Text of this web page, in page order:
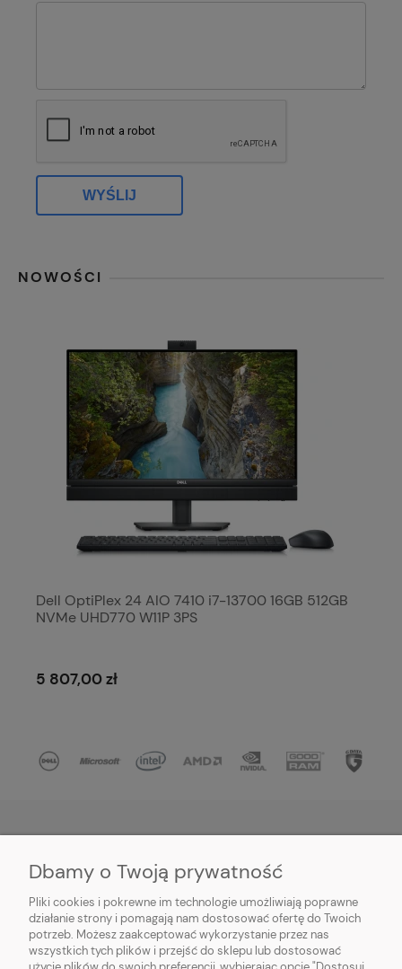
WYŚLIJ
NOWOŚCI
Dell OptiPlex 24 AIO 7410 i7-13700 16GB 512GB
NVMe UHD770 W11P 3PS
5 807,00 zł
O NAS
INFORMACJE
PŁATNOŚCI I DOSTAWA
Dbamy o Twoją prywatność
Pliki cookies i pokrewne im technologie umożliwiają poprawne
działanie strony i pomagają nam dostosować ofertę do Twoich
potrzeb. Możesz zaakceptować wykorzystanie przez nas
wszystkich tych plików i przejść do sklepu lub dostosować